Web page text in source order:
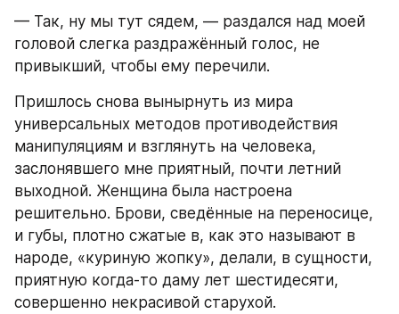
— Так, ну мы тут сядем, — раздался над моей
головой слегка раздражённый голос, не
привыкший, чтобы ему перечили.
Пришлось снова вынырнуть из мира
универсальных методов противодействия
манипуляциям и взглянуть на человека,
заслонявшего мне приятный, почти летний
выходной. Женщина была настроена
решительно. Брови, сведённые на переносице,
и губы, плотно сжатые в, как это называют в
народе, «куриную жопку», делали, в сущности,
приятную когда-то даму лет шестидесяти,
совершенно некрасивой старухой.